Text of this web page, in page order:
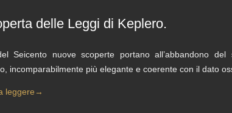
delle Leggi di Keplero.
Seicento nuove scoperte portano all’abbandono
incomparabilmente più elegante e coerente con il dato
leggere →